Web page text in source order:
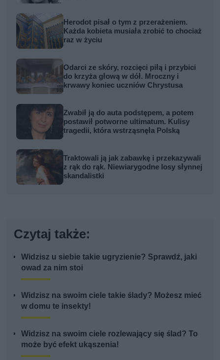
Herodot pisał o tym z przerażeniem.
Każda kobieta musiała zrobić to chociaż
raz w życiu
Odarci ze skóry, rozcięci piłą i przybici
do krzyża głową w dół. Mroczny i
krwawy koniec uczniów Chrystusa
Zwabił ją do auta podstępem, a potem
postawił potworne ultimatum. Kulisy
tragedii, która wstrząsnęła Polską
Traktowali ją jak zabawkę i przekazywali
z rąk do rąk. Niewiarygodne losy słynnej
skandalistki
Czytaj także:
Widzisz u siebie takie ugryzienie? Sprawdź, jaki
owad za nim stoi
Widzisz na swoim ciele takie ślady? Możesz mieć
w domu te insekty!
Widzisz na swoim ciele rozlewający się ślad? To
może być efekt ukąszenia!